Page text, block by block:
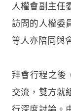
人權會副主任
訪問的人權委
等人亦陪同與
拜會行程之後
交流，雙方就